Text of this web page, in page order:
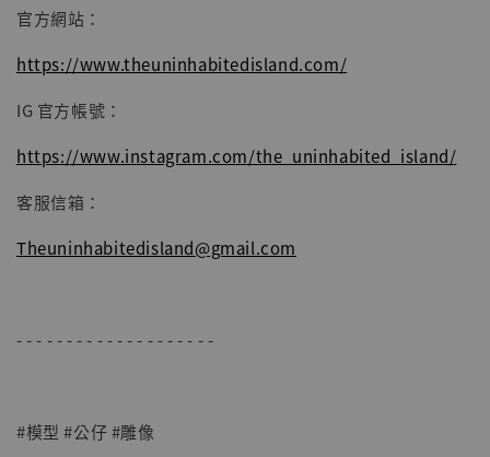
官方網站：
https://www.theuninhabitedisland.com/
IG 官方帳號：
https://www.instagram.com/the_uninhabited_island/
客服信箱：
Theuninhabitedisland@gmail.com
- - - - - - - - - - - - - - - - - - - -
#模型 #公仔 #雕像